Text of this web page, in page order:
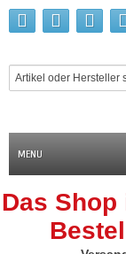
MENU
Das